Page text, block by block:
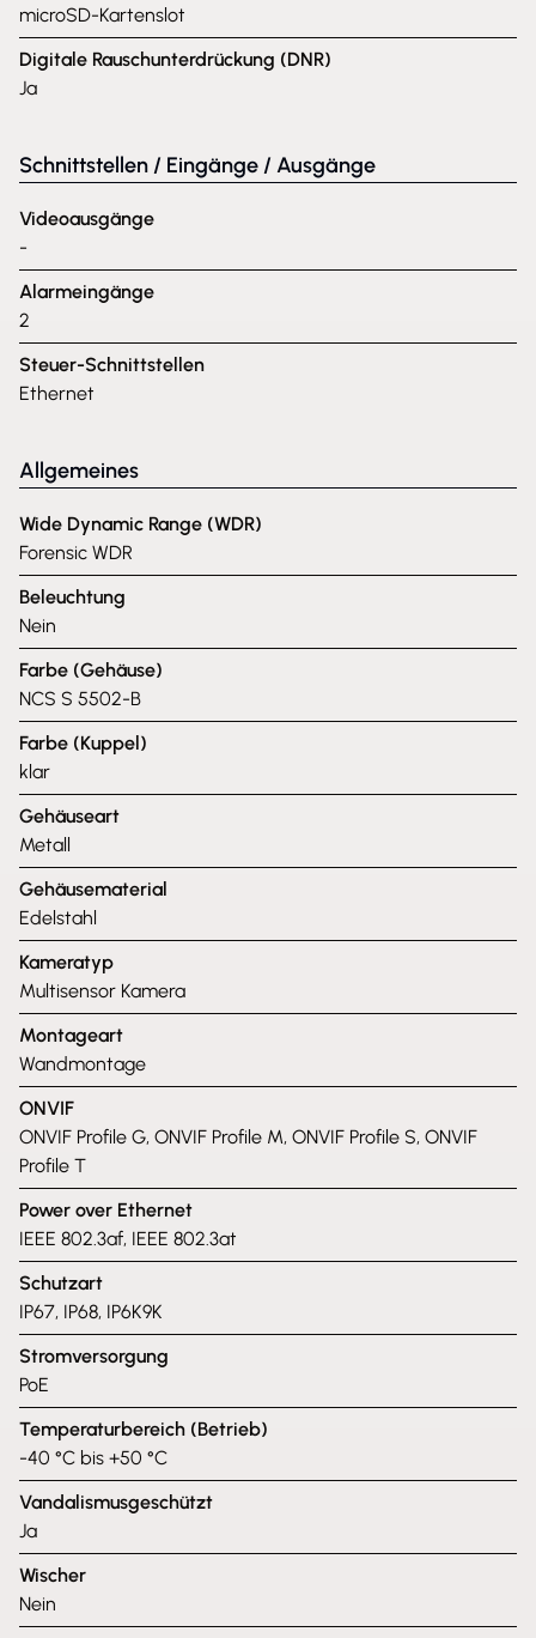
microSD-Kartenslot
Digitale Rauschunterdrückung (DNR)
Ja
Schnittstellen / Eingänge / Ausgänge
Videoausgänge
-
Alarmeingänge
2
Steuer-Schnittstellen
Ethernet
Allgemeines
Wide Dynamic Range (WDR)
Forensic WDR
Beleuchtung
Nein
Farbe (Gehäuse)
NCS S 5502-B
Farbe (Kuppel)
klar
Gehäuseart
Metall
Gehäusematerial
Edelstahl
Kameratyp
Multisensor Kamera
Montageart
Wandmontage
ONVIF
ONVIF Profile G, ONVIF Profile M, ONVIF Profile S, ONVIF
Profile T
Power over Ethernet
IEEE 802.3af, IEEE 802.3at
Schutzart
IP67, IP68, IP6K9K
Stromversorgung
PoE
Temperaturbereich (Betrieb)
-40 °C bis +50 °C
Vandalismusgeschützt
Ja
Wischer
Nein